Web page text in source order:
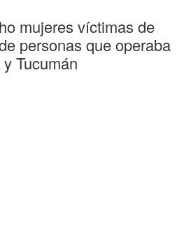
mujeres víctimas de
personas que operaba
Tucumán